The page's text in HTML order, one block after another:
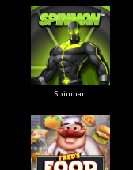
Spinman